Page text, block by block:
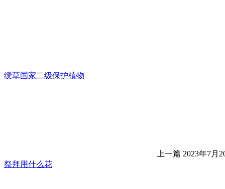
绶草国家二级保护植物
上一篇 2023年7月
祭拜用什么花